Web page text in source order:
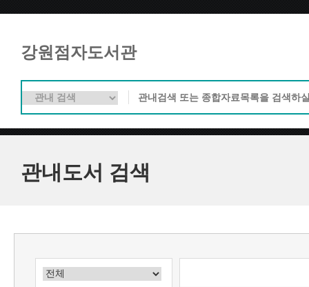
강원점자도서관
관내도서 검색